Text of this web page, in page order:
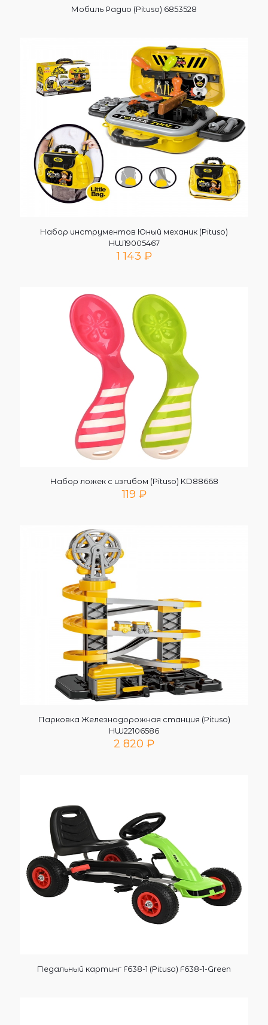
Мобиль Радио (Pituso) 6853528
Набор инструментов Юный механик (Pituso)
HW19005467
1 143 ₽
Набор ложек с изгибом (Pituso) KD88668
119 ₽
Парковка Железнодорожная станция (Pituso)
HW22106586
2 820 ₽
Педальный картинг F638-1 (Pituso) F638-1-Green